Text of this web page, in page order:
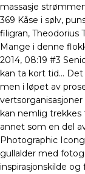
massasje
369 Kåse i sølv,
filigran, Theodorius
Mange i denne
2014, 08:19 #3
kan ta kort tid…
men i løpet av
kan nemlig trekkes
annet som en del
Photographic
gullalder med
inspirasjonskilde